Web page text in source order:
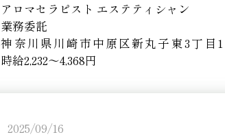
アロマセラピスト エステティシャン
業務委託
神奈川県川崎市中原区新丸子東3丁目
時給2,232～4,368円
2025/09/16